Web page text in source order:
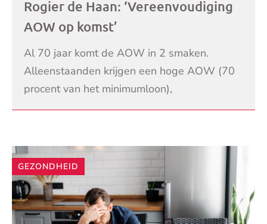
Rogier de Haan: ‘Vereenvoudiging
AOW op komst’
Al 70 jaar komt de AOW in 2 smaken.
Alleenstaanden krijgen een hoge AOW (70
procent van het minimumloon),
samenwonenden of gehuwden elk een lage
LEES VERDER
GEZONDHEID